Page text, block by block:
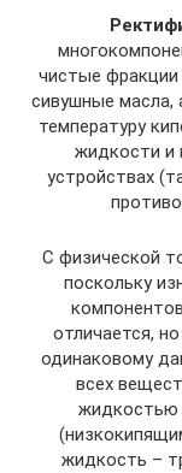
чистые
сивушные масла,
температуру
жидкости и
устройствах
С физической
поскольку
отличается,
одинаковому
всех
жидкостью
жидкость –